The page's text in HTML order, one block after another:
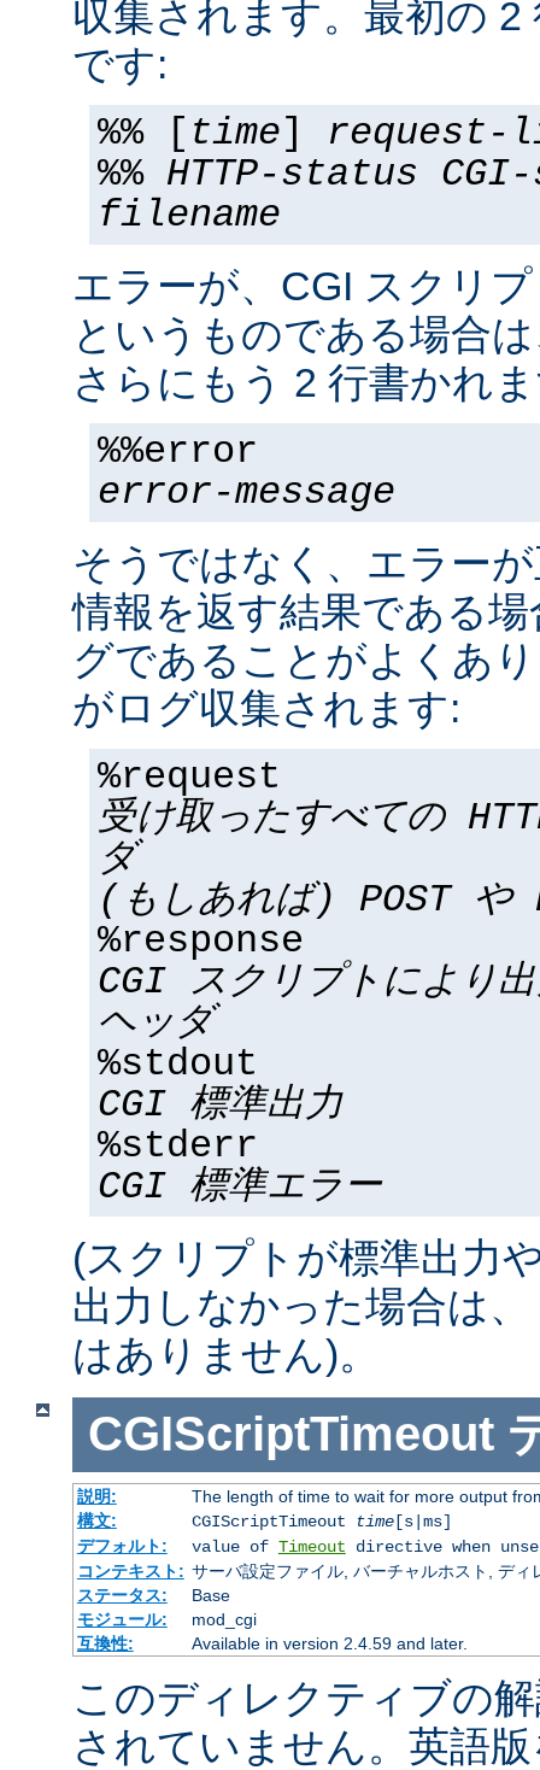
収集されます。最初の 2
です:
%% [ time] request-
%% HTTP-status
filename
エラーが、CGI スクリ
というものである場合
さらにもう 2 行書かれ
%%error
error-message
そうではなく、エラー
情報を返す結果である
グであることがよくあ
がログ収集されます:
%request
受け取ったすべての
ダ
(もしあれば) POST や
%response
CGI スクリプトにより
ヘッダ
%stdout
CGI 標準出力
%stderr
CGI 標準エラー
(スクリプトが標準出力
出力しなかった場合は
はありません)。
CGIScriptTimeout
説明:
The length of time to wait for more output
構文:
CGIScriptTimeout time[s|ms]
デフォルト:
value of Timeout directive when
コンテキスト: サーバ設定ファイル, バーチャルホスト, ディ
ステータス:
Base
モジュール:
mod_cgi
互換性:
Available in version 2.4.59 and later.
このディレクティブの
されていません。英語